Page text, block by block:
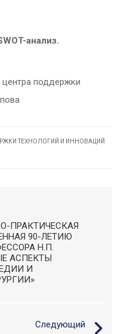
-анализ.
поддержки
ТЕХНОЛОГИЙ И ИННОВАЦИЙ
ПРАКТИЧЕСКАЯ
90-ЛЕТИЮ
Н.П.
АСПЕКТЫ
И
Следующий